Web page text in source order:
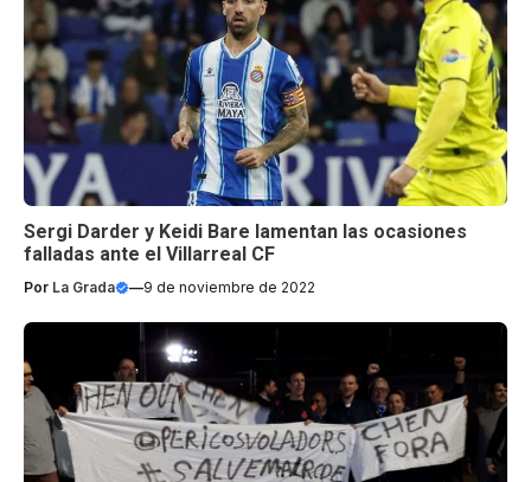
Sergi Darder y Keidi Bare lamentan las ocasiones
falladas ante el Villarreal CF
Por La Grada —9 de noviembre de 2022